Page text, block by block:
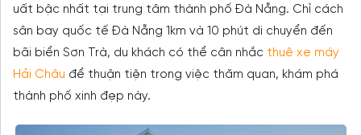
uất bậc nhất tại trung tâm thành phố Đà Nẵng. Chỉ cách
sân bay quốc tế Đà Nẵng 1km và 10 phút di chuyển đến
bãi biển Sơn Trà, du khách có thể cân nhắc thuê xe máy
Hải Châu để thuận tiện trong việc thăm quan, khám phá
thành phố xinh đẹp này.